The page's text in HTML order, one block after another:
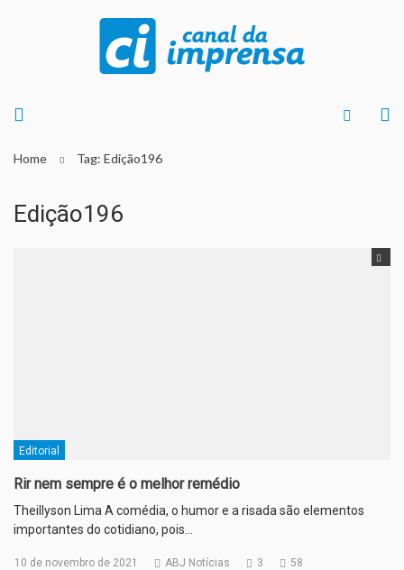
Home Tag: Edição196
Edição196
Editorial
Rir nem sempre é o melhor remédio
Theillyson Lima A comédia, o humor e a risada são elementos
importantes do cotidiano, pois…
10 de novembro de 2021 ABJ Notícias 3 58